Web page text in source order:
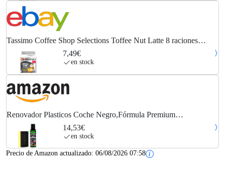
Tassimo Coffee Shop Selections Toffee Nut Latte 8 raciones
(28,37 EUR/kg)
7,49€
en stock
Renovador Plasticos Coche Negro,Fórmula Premium
Impermeable, Aumenta el Brillo y Resistente a los UV para el
Cuidado de Plásticos en el Exterior e Interior...
14,53€
en stock
Precio de Amazon actualizado: 06/08/2026 07:58